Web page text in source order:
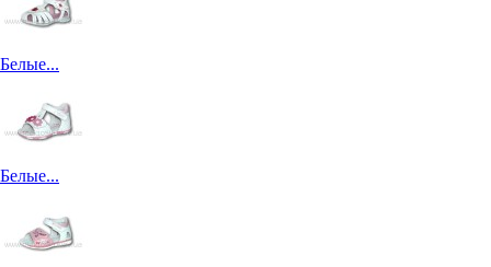
Белые...
Белые...